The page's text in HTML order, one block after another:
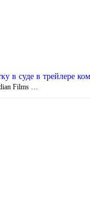
в суде в трейлере
Films …